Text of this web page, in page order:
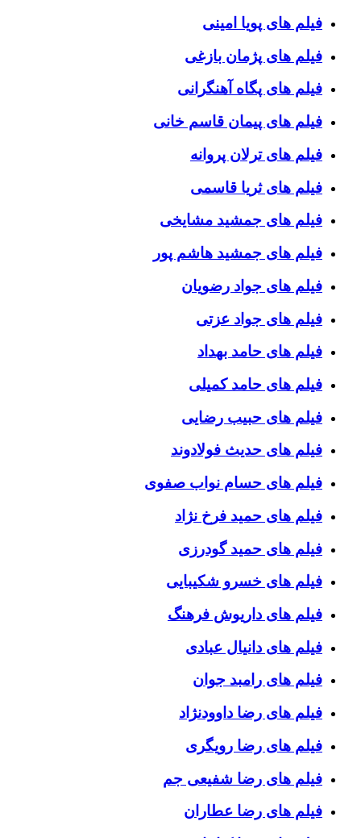
فیلم های پویا امینی
فیلم های پژمان بازغی
فیلم های پگاه آهنگرانی
فیلم های پیمان قاسم خانی
فیلم های ترلان پروانه
فیلم های ثریا قاسمی
فیلم های جمشید مشایخی
فیلم های جمشید هاشم پور
فیلم های جواد رضویان
فیلم های جواد عزتی
فیلم های حامد بهداد
فیلم های حامد کمیلی
فیلم های حبیب رضایی
فیلم های حدیث فولادوند
فیلم های حسام نواب صفوی
فیلم های حمید فرخ نژاد
فیلم های حمید گودرزی
فیلم های خسرو شکیبایی
فیلم های داریوش فرهنگ
فیلم های دانیال عبادی
فیلم های رامبد جوان
فیلم های رضا داوودنژاد
فیلم های رضا رویگری
فیلم های رضا شفیعی جم
فیلم های رضا عطاران